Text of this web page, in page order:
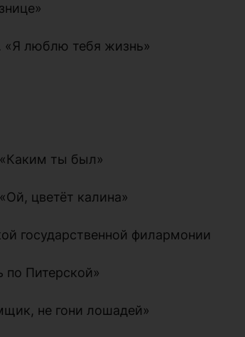
«Я люблю тебя жизнь»
ты был»
цветёт калина»
государственной филармонии
по Питерской»
не гони лошадей»